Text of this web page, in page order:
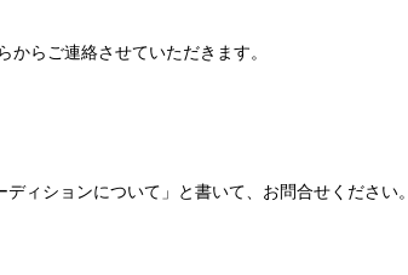
らご連絡させていただきます。
ィションについて」と書いて、お問合せください。